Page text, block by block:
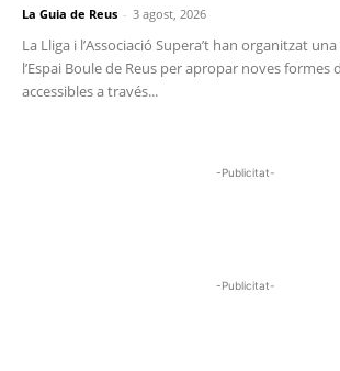
La Guia de Reus - 3 agost, 2026
La Lliga i l’Associació Supera’t han organitzat
l’Espai Boule de Reus per apropar noves formes
accessibles a través...
-Publicitat-
-Publicitat-